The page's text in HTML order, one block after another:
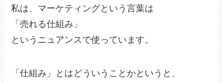
私は、マーケティングという言葉は
「売れる仕組み」
というニュアンスで使っています。
「仕組み」とはどういうことかというと、